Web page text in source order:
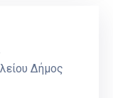
Δήμος